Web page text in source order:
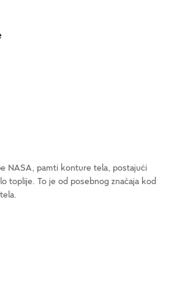
NASA, pamti konture tela, postajući
toplije. To je od posebnog značaja kod